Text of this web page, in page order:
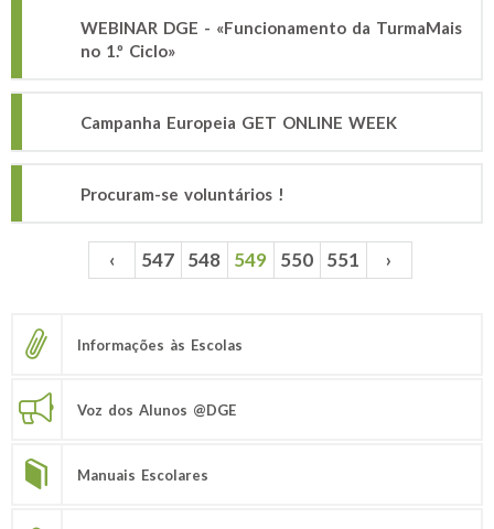
WEBINAR DGE - «Funcionamento da TurmaMais
no 1.º Ciclo»
Campanha Europeia GET ONLINE WEEK
Procuram-se voluntários !
Páginas ‹ 547 548 549 550 551 ›
Informações às Escolas
Voz dos Alunos @DGE
Manuais Escolares